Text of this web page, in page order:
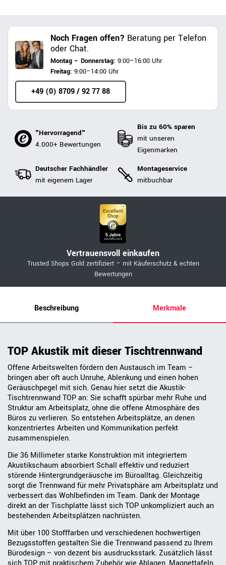
Noch Fragen offen? Beratung per Telefon
oder Chat.
Montag – Donnerstag: 9:00–16:00 Uhr
Freitag: 9:00–14:00 Uhr
+49 (0) 8709 / 92 77 88
"Hervorragend"
4.000+ Bewertungen
Bis zu 60% sparen
mit unseren
Eigenmarken
Deutscher Fachhändler
mit eigenem Lager
Montageservice
mitbuchbar
Vertrauensvoll einkaufen
Trusted Shops Gold zertifiziert – mit Käuferschutz & echten
Bewertungen
Beschreibung Merkmale
TOP Akustik mit dieser Tischtrennwand
Offene Arbeitswelten fördern den Austausch im Team –
bringen aber oft auch Unruhe, Ablenkung und einen hohen
Geräuschpegel mit sich. Genau hier setzt die Akustik-
Tischtrennwand TOP an: Sie schafft spürbar mehr Ruhe und
Struktur am Arbeitsplatz, ohne die offene Atmosphäre des
Büros zu verlieren. So entstehen Arbeitsplätze, an denen
konzentriertes Arbeiten und Kommunikation perfekt
zusammenspielen.
Die 36 Millimeter starke Konstruktion mit integriertem
Akustikschaum absorbiert Schall effektiv und reduziert
störende Hintergrundgeräusche im Büroalltag. Gleichzeitig
sorgt die Trennwand für mehr Privatsphäre am Arbeitsplatz und
verbessert das Wohlbefinden im Team. Dank der Montage
direkt an der Tischplatte lässt sich TOP unkompliziert auch an
bestehenden Arbeitsplätzen nachrüsten.
Mit über 100 Stofffarben und verschiedenen hochwertigen
Bezugsstoffen gestalten Sie die Trennwand passend zu Ihrem
Bürodesign – von dezent bis ausdrucksstark. Zusätzlich lässt